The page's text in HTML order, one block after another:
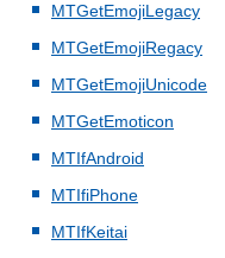
MTGetEmojiLegacy
MTGetEmojiRegacy
MTGetEmojiUnicode
MTGetEmoticon
MTIfAndroid
MTIfiPhone
MTIfKeitai